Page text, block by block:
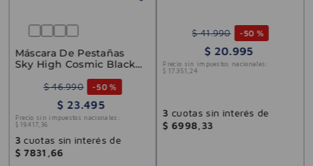
Máscara De Pestañas
Sky High Cosmic Black
$ 46.990 -50 %
$ 23 495
Precio sin impuestos nacionales:
$ 19. 417, 36
3 cuotas sin interés de
$ 7831 66
$ 41.990 -50 %
$ 20 995
Precio sin impuestos nacionales:
$ 17 351 24
3 cuotas sin interés de
$ 6998 33